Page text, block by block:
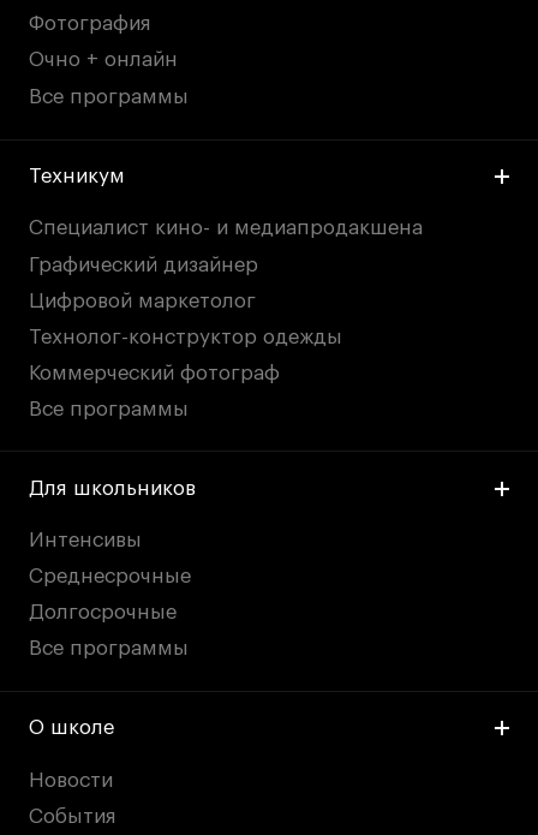
Фотография
Очно + онлайн
Все программы
Техникум
Специалист кино- и медиапродакшена
Графический дизайнер
Цифровой маркетолог
Технолог-конструктор одежды
Коммерческий фотограф
Все программы
Для школьников
Интенсивы
Среднесрочные
Долгосрочные
Все программы
О школе
Новости
События